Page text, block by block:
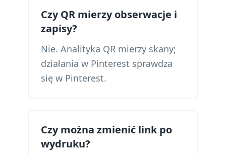
Czy QR mierzy obserwacje i
zapisy?
Nie. Analityka QR mierzy skany;
działania w Pinterest sprawdza
się w Pinterest.
Czy można zmienić link po
wydruku?